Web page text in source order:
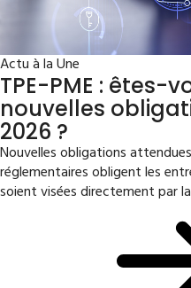
Actu à la Une
TPE-PME : êtes-
nouvelles
2026 ?
Nouvelles obligations
réglementaires obligent les
soient visées directement par